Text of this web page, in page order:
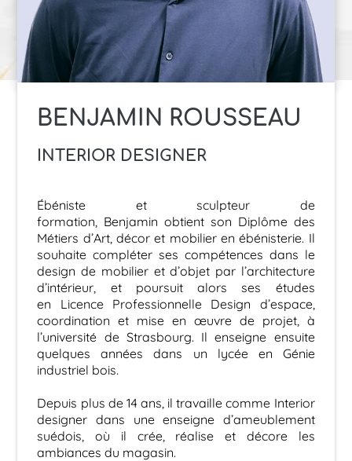
BENJAMIN ROUSSEAU
INTERIOR DESIGNER
Ébéniste et sculpteur de
formation, Benjamin obtient son Diplôme des
Métiers d’Art, décor et mobilier en ébénisterie. Il
souhaite compléter ses compétences dans le
design de mobilier et d’objet par l’architecture
d’intérieur, et poursuit alors ses études
en Licence Professionnelle Design d’espace,
coordination et mise en œuvre de projet, à
l’université de Strasbourg. Il enseigne ensuite
quelques années dans un lycée en Génie
industriel bois.
Depuis plus de 14 ans, il travaille comme Interior
designer dans une enseigne d’ameublement
suédois, où il crée, réalise et décore les
ambiances du magasin.